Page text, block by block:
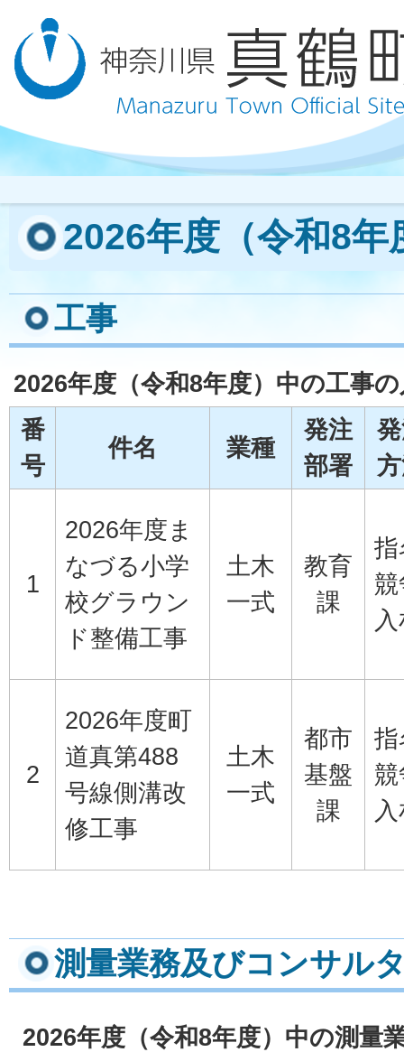
2026年度（令和8年
工事
2026年度（令和8年度）中の工事
番
号
件名 業種
発注
部署
1
2026年度ま
なづる小学
校グラウン
ド整備工事
土木
一式
教育
課
指
2
2026年度町
道真第488
号線側溝改
修工事
土木
一式
都市
基盤
課
指
測量業務及びコンサル
2026年度（令和8年度）中の測量